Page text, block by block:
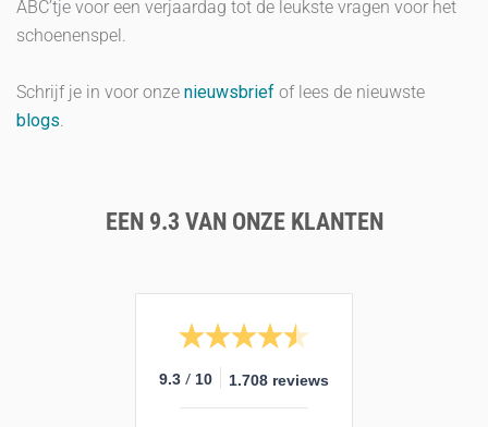
ABC’tje voor een verjaardag tot de leukste vragen voor het
schoenenspel.
Schrijf je in voor onze nieuwsbrief of lees de nieuwste
blogs.
EEN 9.3 VAN ONZE KLANTEN
9.3 / 10 1.708 reviews